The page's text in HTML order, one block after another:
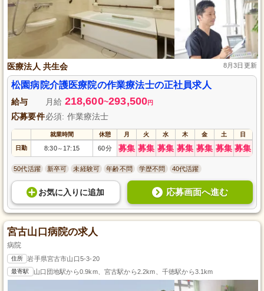
医療法人 共生会 8月3日更新
松園病院介護医療院の作業療法士の正社員求人
給与 月給 218,600~293,500円
応募要件必須: 作業療法士
就業時間 休憩 月 火 水 木 金 土 日
日勤 8:30～ 17:15 60分 募集 募集 募集 募集 募集 募集 募集
50代活躍 新卒可 未経験可 年齢不問 学歴不問 40代活躍
お気に入り に追加 応募画面へ進む
宮古山口病院の求人
病院
住所 岩手県宮古市山口5-3-20
最寄駅 山口団地駅から0.9km、宮古駅から2.2km、千徳駅から3.1km